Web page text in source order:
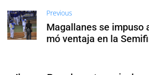
Previous
Magallanes se impuso
mó ventaja en la